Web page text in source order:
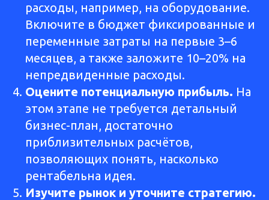
расходы, например, на оборудование.
Включите в бюджет фиксированные и
переменные затраты на первые 3–6
месяцев, а также заложите 10–20% на
непредвиденные расходы.
Оцените потенциальную прибыль. На
этом этапе не требуется детальный
бизнес-план, достаточно
приблизительных расчётов,
позволяющих понять, насколько
рентабельна идея.
Изучите рынок и уточните стратегию.